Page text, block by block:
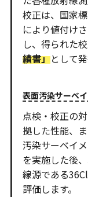
校正は、国家
により値付け
し、得られた
績書」として発
表面汚染サーベ
点検・校正の
拠した性能、
汚染サーベイ
を実施した後
線源である
評価します。